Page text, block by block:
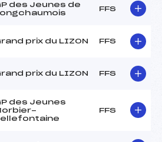
des Jeunes de
FFS
prix du LIZON FFS
prix du LIZON FFS
des Jeunes
FFS